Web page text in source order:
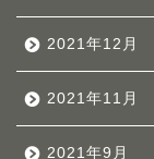
2021年12月
2021年11月
2021年9月